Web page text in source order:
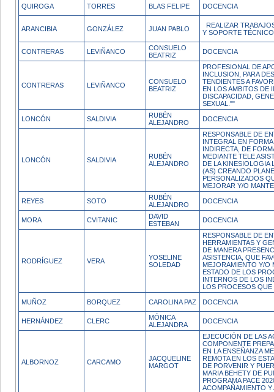
QUIROGA TORRES BLAS FELIPE DOCENCIA
ARANCIBIA GONZÁLEZ JUAN PABLO
REALIZAR
Y SOPORTE
CONTRERAS LEVIÑANCO
CONSUELO
BEATRIZ
DOCENCIA
CONTRERAS LEVIÑANCO
CONSUELO
BEATRIZ
PROFESIONAL DE
INCLUSION, PARA
TENDIENTES A
EN LOS AMBITOS DE
DISCAPACIDAD,
SEXUAL.""
LONCÓN SALDIVIA
RUBÉN
ALEJANDRO
DOCENCIA
LONCÓN SALDIVIA
RUBÉN
ALEJANDRO
RESPONSABLE DE
INTEGRAL EN FORMA
INDIRECTA, DE
MEDIANTE TELE
DE LA KINESIOLOGIA
(AS) CREANDO
PERSONALIZADOS
MEJORAR Y/O
REYES SOTO
RUBÉN
ALEJANDRO
DOCENCIA
MORA CVITANIC
DAVID
ESTEBAN
DOCENCIA
RODRÍGUEZ VERA
YOSELINE
SOLEDAD
RESPONSABLE DE
HERRAMIENTAS Y
DE MANERA
ASISTENCIA, QUE
MEJORAMIENTO Y/O
ESTADO DE LOS
INTERNOS DE LOS
LOS PROCESOS
MUÑOZ BORQUEZ CAROLINA PAZ DOCENCIA
HERNÁNDEZ CLERC
MÓNICA
ALEJANDRA
DOCENCIA
ALBORNOZ CARCAMO
JACQUELINE
MARGOT
EJECUCIÓN DE LAS
COMPONENTE
EN LA ENSEÑANZA
REMOTA EN LOS
DE PORVENIR Y
MARIA BEHETY DE
PROGRAMA PACE
ACOMPAÑAMIENTO Y